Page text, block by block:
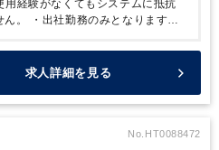
経験がなくてもシステムに抵抗
。
・出社勤務のみとなります。
・隣のチームでジャスネットのス
求人詳細を見る
No.HT0088472